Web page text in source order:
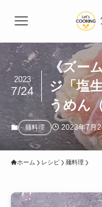
《ズー
ジ「塩
うめん
2023
7/24
麺料理 2023年7月
ホーム レシピ 麺料理